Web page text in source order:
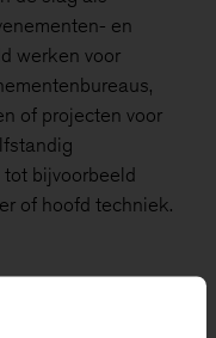
en
werken voor
of projecten voor
bijvoorbeeld
of hoofd techniek.
of de Hogeschool